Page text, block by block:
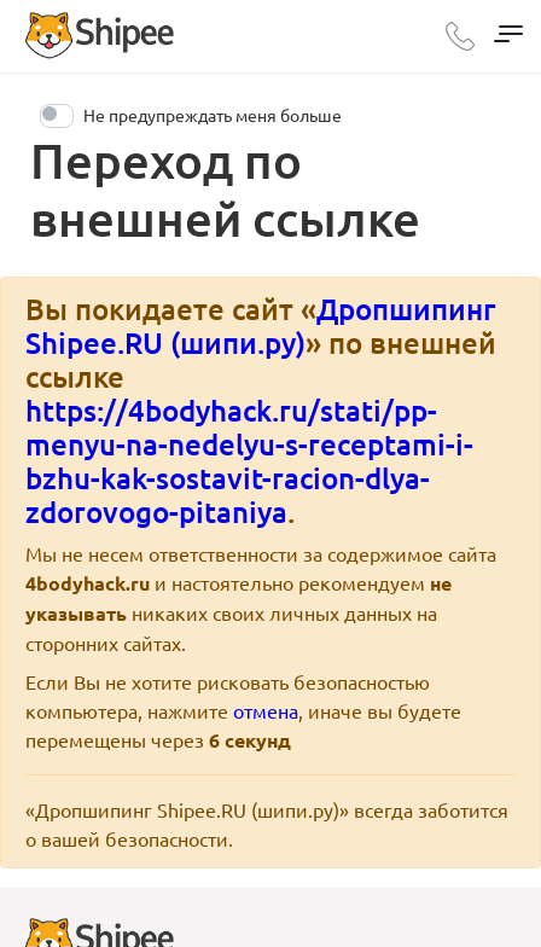
Переход по
внешней ссылке
Не предупреждать меня больше
Вы покидаете сайт «Дропшипинг
Shipee.RU (шипи.ру)» по внешней
ссылке
https://4bodyhack.ru/stati/pp-
menyu-na-nedelyu-s-receptami-i-
bzhu-kak-sostavit-racion-dlya-
zdorovogo-pitaniya.
Мы не несем ответственности за содержимое сайта
4bodyhack.ru и настоятельно рекомендуем не
указывать никаких своих личных данных на
сторонних сайтах.
Если Вы не хотите рисковать безопасностью
компьютера, нажмите отмена, иначе вы будете
перемещены через 6секунд
«Дропшипинг Shipee.RU (шипи.ру)» всегда заботится
о вашей безопасности.